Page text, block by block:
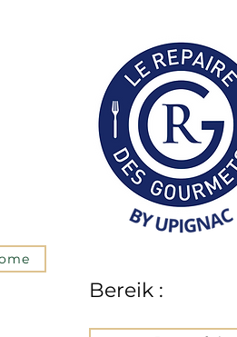
Bereik :